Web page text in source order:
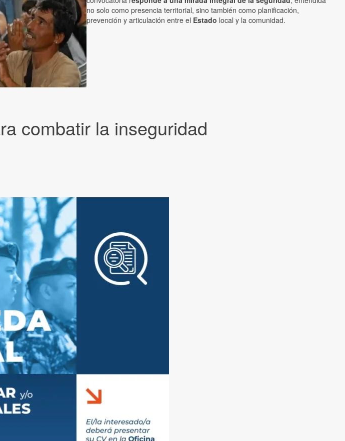
combatir la inseguridad
no solo como presencia territorial, sino también como planificación,
prevención y articulación entre el Estado local y la comunidad.